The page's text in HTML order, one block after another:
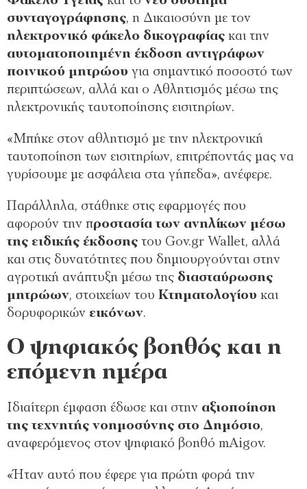
συνταγογράφησης, η Δικαιοσύνη με τον
ηλεκτρονικό φάκελο δικογραφίας και την
αυτοματοποιημένη έκδοση αντιγράφων
ποινικού μητρώου για σημαντικό ποσοστό των
περιπτώσεων, αλλά και ο Αθλητισμός μέσω της
ηλεκτρονικής ταυτοποίησης εισιτηρίων.
«Μπήκε στον αθλητισμό με την ηλεκτρονική
ταυτοποίηση των εισιτηρίων, επιτρέποντάς μας να
γυρίσουμε με ασφάλεια στα γήπεδα», ανέφερε.
Παράλληλα, στάθηκε στις εφαρμογές που
αφορούν την προστασία των ανηλίκων μέσω
της ειδικής έκδοσης του Gov.gr Wallet, αλλά
και στις δυνατότητες που δημιουργούνται στην
αγροτική ανάπτυξη μέσω της διασταύρωσης
μητρώων, στοιχείων του Κτηματολογίου και
δορυφορικών εικόνων.
Ο ψηφιακός βοηθός και η
επόμενη ημέρα
Ιδιαίτερη έμφαση έδωσε και στην αξιοποίηση
της τεχνητής νοημοσύνης στο Δημόσιο,
αναφερόμενος στον ψηφιακό βοηθό mAigov.
«Ήταν αυτό που έφερε για πρώτη φορά την